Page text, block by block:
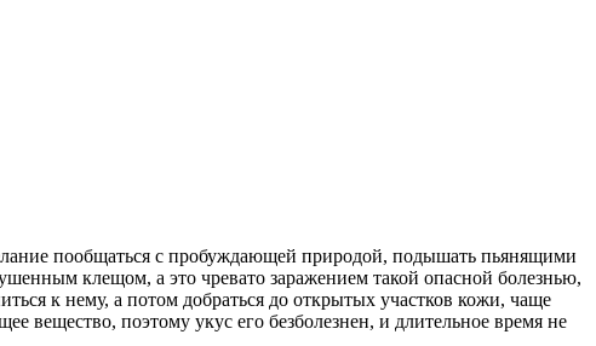
пообщаться с пробуждающей природой, подышать пьянящими
клещом, а это чревато заражением такой опасной болезнью,
к нему, а потом добраться до открытых участков кожи, чаще
поэтому укус его безболезнен, и длительное время не